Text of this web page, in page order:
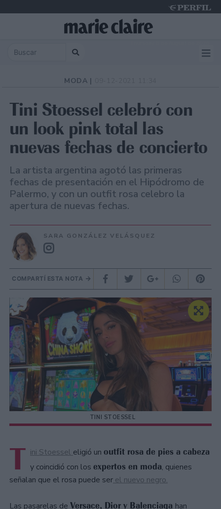
MODA |
Tini Stoessel celebró con
un look pink total las
nuevas fechas de concierto
La artista argentina agotó las primeras
fechas de presentación en el Hipódromo de
Palermo, y con un outfit rosa celebro la
apertura de nuevas fechas.
SARA GONZÁLEZ VELÁSQUEZ
COMPARTÍ ESTA NOTA
TINI STOESSEL
T ini Stoessel eligió un outfit rosa de pies a cabeza
y coincidió con los expertos en moda, quienes
señalan que el rosa puede ser el nuevo negro.
Las pasarelas de Versace, Dior y Balenciaga han